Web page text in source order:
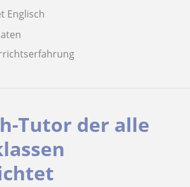
Englisch
Tutor der alle